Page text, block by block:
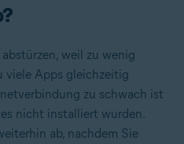
weil zu wenig
viele Apps gleichzeitig
zu schwach ist
nicht installiert wurden.
ab, nachdem Sie